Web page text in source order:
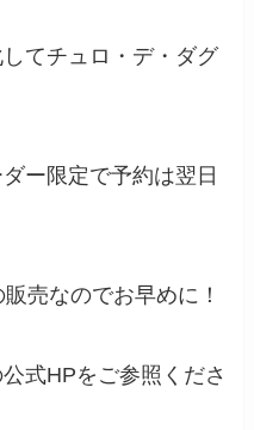
てチュロ・デ・ダグ
ー限定で予約は翌日
売なのでお早めに！
式HPをご参照くださ